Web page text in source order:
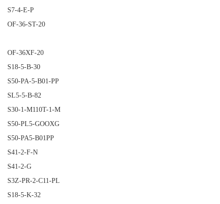
S7-4-E-P
OF-36-ST-20
OF-36XF-20
S18-5-B-30
S50-PA-5-B01-PP
SL5-5-B-82
S30-1-M110T-1-M
S50-PL5-GOOXG
S50-PA5-B01PP
S41-2-F-N
S41-2-G
S3Z-PR-2-C11-PL
S18-5-K-32